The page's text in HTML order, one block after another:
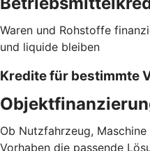
Waren und Rohstoffe
und liquide bleiben
Kredite für bestimmte
Ob Nutzfahrzeug,
Vorhaben die passende